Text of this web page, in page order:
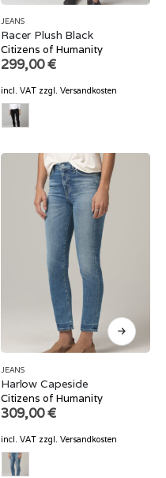
JEANS
Racer Plush Black
Citizens of Humanity
299,00€
incl. VAT zzgl. Versandkosten
JEANS
Harlow Capeside
Citizens of Humanity
309,00€
incl. VAT zzgl. Versandkosten